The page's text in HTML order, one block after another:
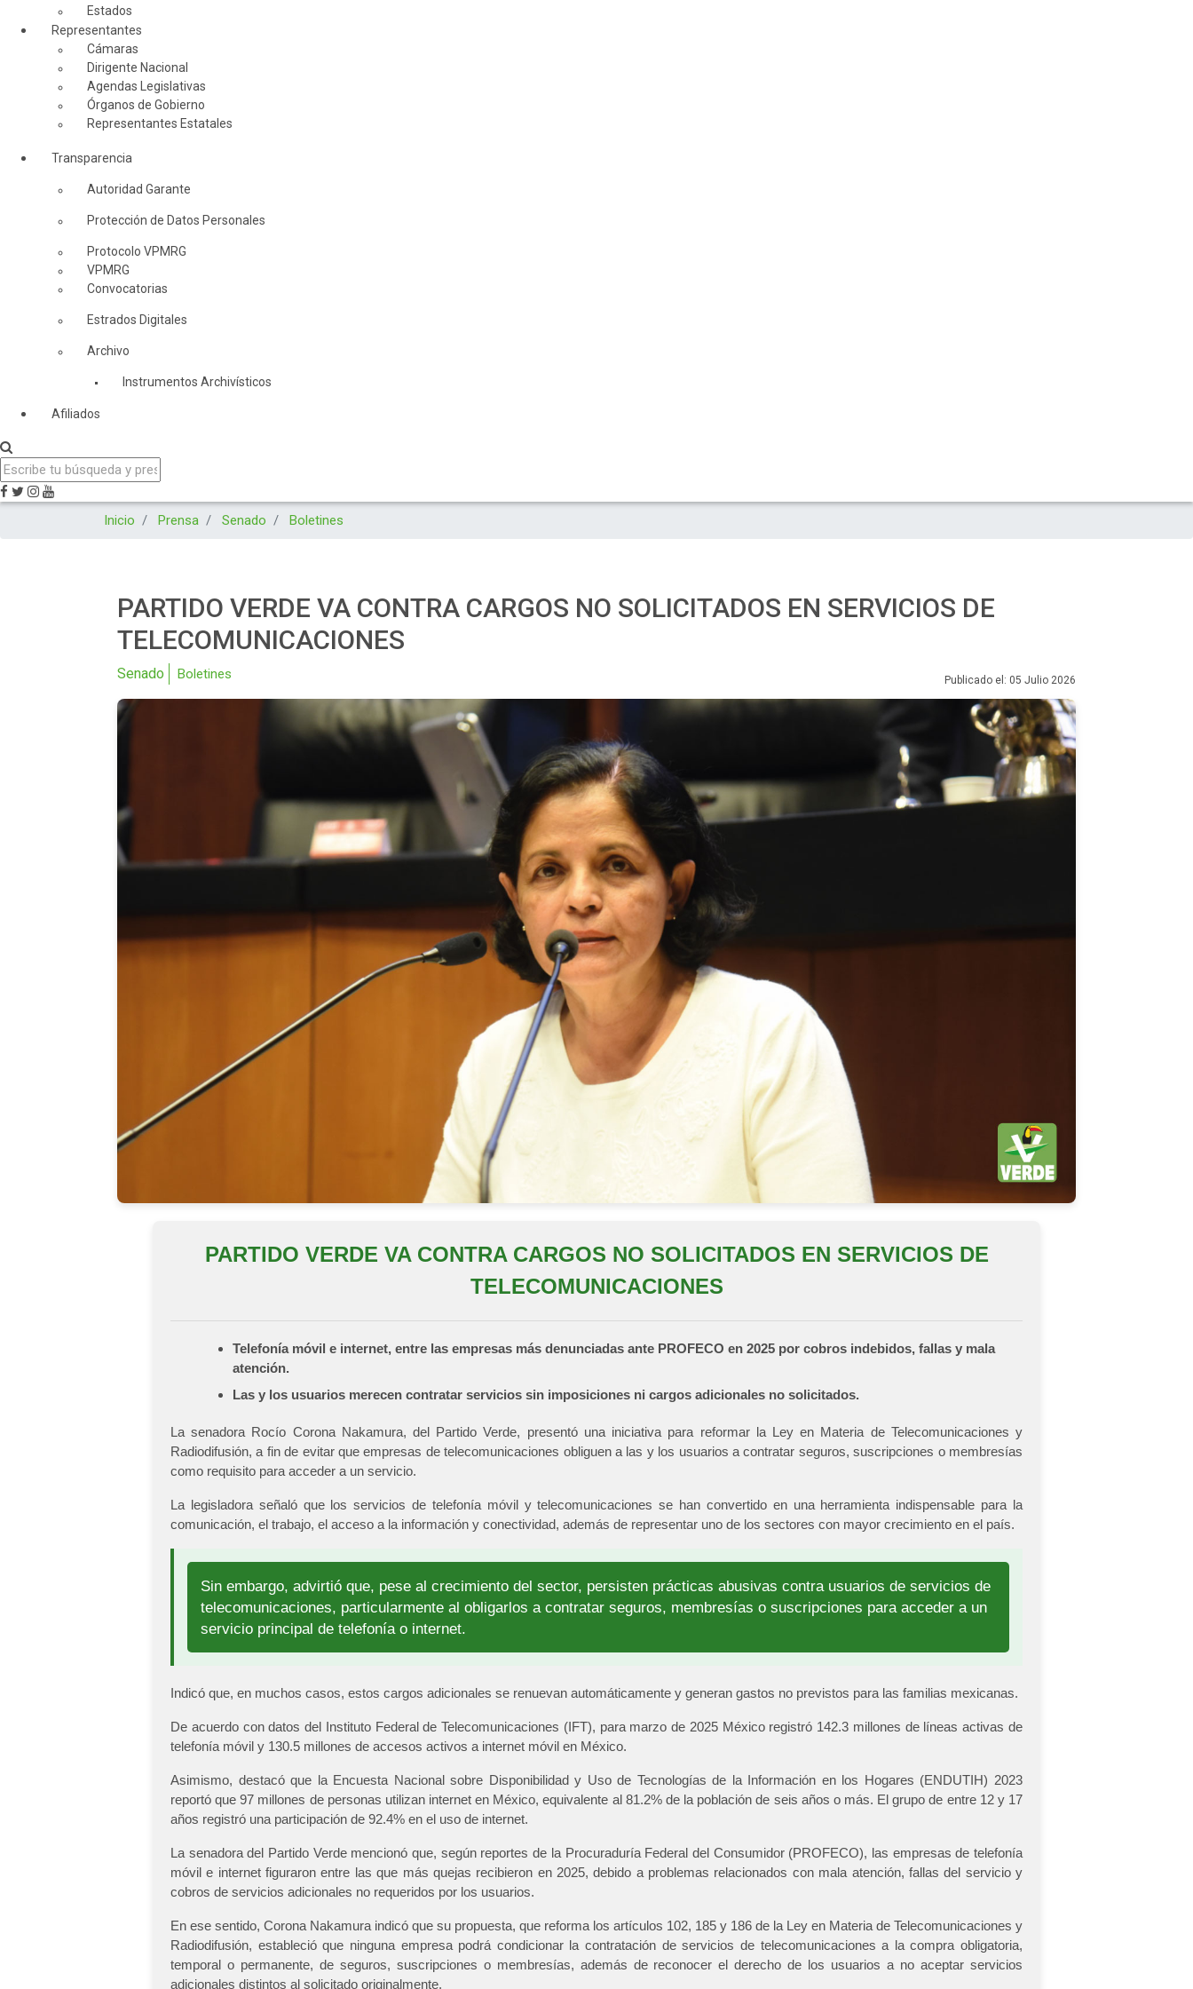
Estados
Representantes
Cámaras
Dirigente Nacional
Agendas Legislativas
Órganos de Gobierno
Representantes Estatales
Transparencia
Autoridad Garante
Protección de Datos Personales
Protocolo VPMRG
VPMRG
Convocatorias
Estrados Digitales
Archivo
Instrumentos Archivísticos
Afiliados
Inicio Prensa Senado Boletines
PARTIDO VERDE VA CONTRA CARGOS NO SOLICITADOS EN SERVICIOS DE
TELECOMUNICACIONES
Senado Boletines Publicado el: 05 Julio 2026
PARTIDO VERDE VA CONTRA CARGOS NO SOLICITADOS EN SERVICIOS DE
TELECOMUNICACIONES
Telefonía móvil e internet, entre las empresas más denunciadas ante PROFECO en 2025 por cobros indebidos, fallas y mala
atención.
Las y los usuarios merecen contratar servicios sin imposiciones ni cargos adicionales no solicitados.
La senadora Rocío Corona Nakamura, del Partido Verde, presentó una iniciativa para reformar la Ley en Materia de Telecomunicaciones y
Radiodifusión, a fin de evitar que empresas de telecomunicaciones obliguen a las y los usuarios a contratar seguros, suscripciones o membresías
como requisito para acceder a un servicio.
La legisladora señaló que los servicios de telefonía móvil y telecomunicaciones se han convertido en una herramienta indispensable para la
comunicación, el trabajo, el acceso a la información y conectividad, además de representar uno de los sectores con mayor crecimiento en el país.
Sin embargo, advirtió que, pese al crecimiento del sector, persisten prácticas abusivas contra usuarios de servicios de
telecomunicaciones, particularmente al obligarlos a contratar seguros, membresías o suscripciones para acceder a un
servicio principal de telefonía o internet.
Indicó que, en muchos casos, estos cargos adicionales se renuevan automáticamente y generan gastos no previstos para las familias mexicanas.
De acuerdo con datos del Instituto Federal de Telecomunicaciones (IFT), para marzo de 2025 México registró 142.3 millones de líneas activas de
telefonía móvil y 130.5 millones de accesos activos a internet móvil en México.
Asimismo, destacó que la Encuesta Nacional sobre Disponibilidad y Uso de Tecnologías de la Información en los Hogares (ENDUTIH) 2023
reportó que 97 millones de personas utilizan internet en México, equivalente al 81.2% de la población de seis años o más. El grupo de entre 12 y 17
años registró una participación de 92.4% en el uso de internet.
La senadora del Partido Verde mencionó que, según reportes de la Procuraduría Federal del Consumidor (PROFECO), las empresas de telefonía
móvil e internet figuraron entre las que más quejas recibieron en 2025, debido a problemas relacionados con mala atención, fallas del servicio y
cobros de servicios adicionales no requeridos por los usuarios.
En ese sentido, Corona Nakamura indicó que su propuesta, que reforma los artículos 102, 185 y 186 de la Ley en Materia de Telecomunicaciones y
Radiodifusión, estableció que ninguna empresa podrá condicionar la contratación de servicios de telecomunicaciones a la compra obligatoria,
temporal o permanente, de seguros, suscripciones o membresías, además de reconocer el derecho de los usuarios a no aceptar servicios
adicionales distintos al solicitado originalmente.